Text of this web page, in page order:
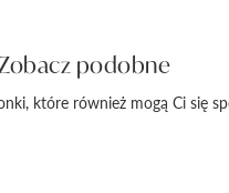
podobne
które również mogą Ci się